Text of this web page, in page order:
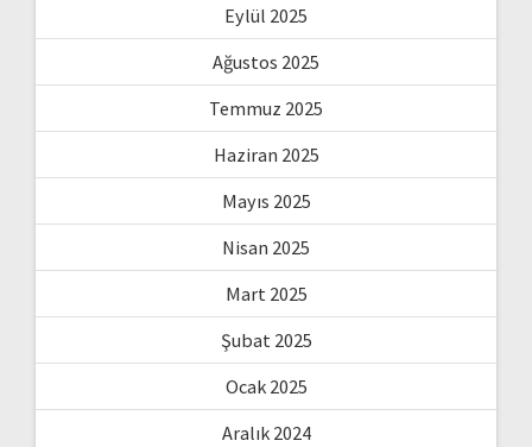
Eylül 2025
Ağustos 2025
Temmuz 2025
Haziran 2025
Mayıs 2025
Nisan 2025
Mart 2025
Şubat 2025
Ocak 2025
Aralık 2024